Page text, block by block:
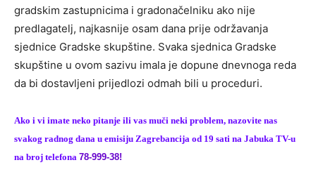
gradskim zastupnicima i gradonačelniku ako nije
predlagatelj, najkasnije osam dana prije održavanja
sjednice Gradske skupštine. Svaka sjednica Gradske
skupštine u ovom sazivu imala je dopune dnevnoga reda
da bi dostavljeni prijedlozi odmah bili u proceduri.
Ako i vi imate neko pitanje ili vas muči neki problem, nazovite nas
svakog radnog dana u emisiju Zagrebancija od 19 sati na Jabuka TV-u
na broj telefona 78-999-38!